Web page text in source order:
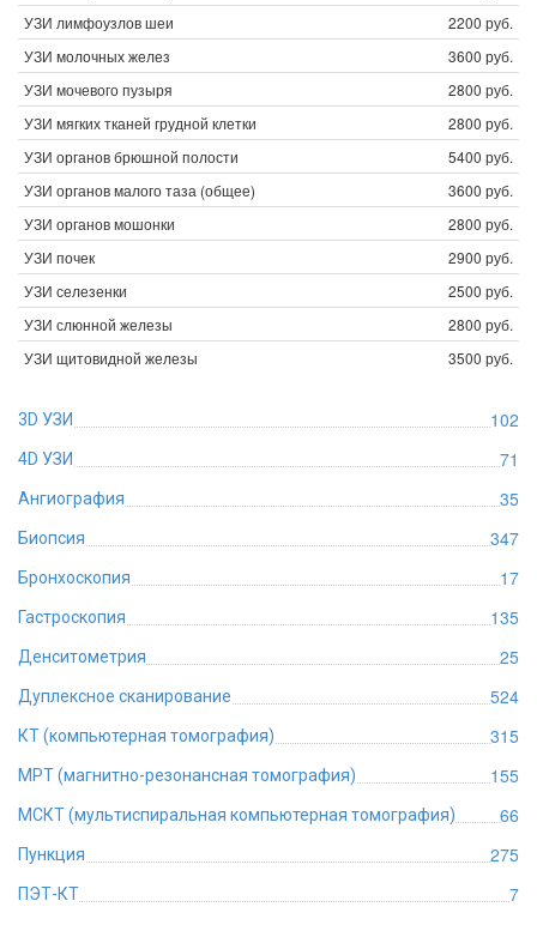
УЗИ лимфоузлов шеи
2200 руб.
УЗИ молочных желез
3600 руб.
УЗИ мочевого пузыря
2800 руб.
УЗИ мягких тканей грудной клетки
2800 руб.
УЗИ органов брюшной полости
5400 руб.
УЗИ органов малого таза (общее)
3600 руб.
УЗИ органов мошонки
2800 руб.
УЗИ почек
2900 руб.
УЗИ селезенки
2500 руб.
УЗИ слюнной железы
2800 руб.
УЗИ щитовидной железы
3500 руб.
3D УЗИ 102
4D УЗИ 71
Ангиография 35
Биопсия 347
Бронхоскопия 17
Гастроскопия 135
Денситометрия 25
Дуплексное сканирование 524
КТ (компьютерная томография) 315
МРТ (магнитно-резонансная томография) 155
МСКТ (мультиспиральная компьютерная томография) 66
Пункция 275
ПЭТ-КТ 7